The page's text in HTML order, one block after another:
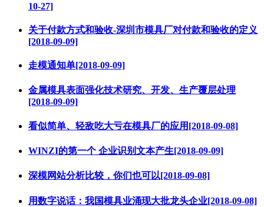
10-27]
关于付款方式和验收-深圳市模具厂对付款和验收的定义
[2018-09-09]
走模通知单[2018-09-09]
金属模具表面强化技术研究、开发、生产覆层处理
[2018-09-09]
看似简单、轻敌吃大亏在模具厂的应用[2018-09-08]
WINZI的第一个 企业识别文本产生[2018-09-09]
深模网站分析比较，你们也可以[2018-09-08]
用数字说话：我国模具业涌现大批龙头企业[2018-09-08]